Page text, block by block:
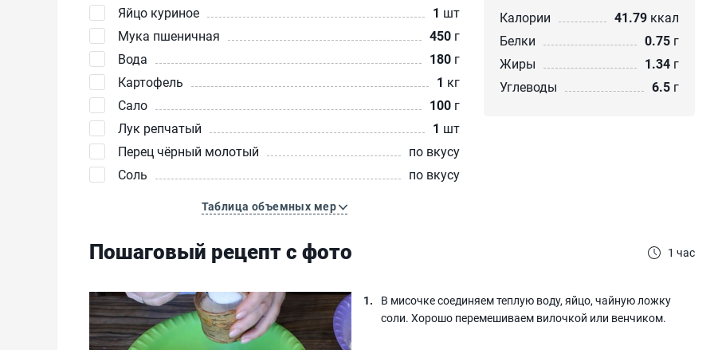
Яйцо куриное 1 шт
Мука пшеничная
450 г
Вода
180 г
Картофель
1 кг
Сало
100 г
Лук репчатый
1 шт
Перец чёрный молотый
по вкусу
Соль
по вкусу
Таблица объемных мер
Калории 41.79 ккал
Белки
0.75 г
Жиры
1.34 г
Углеводы
6.5 г
Пошаговый рецепт с фото 1 час
В мисочке соединяем теплую воду, яйцо, чайную ложку
соли. Хорошо перемешиваем вилочкой или венчиком.